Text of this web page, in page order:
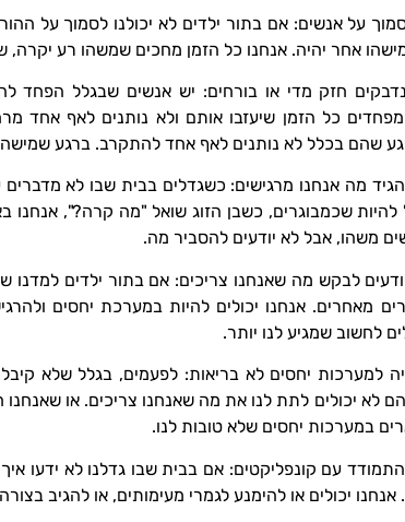
על אנשים: אם בתור ילדים לא יכולנו לסמוך על
אחר יהיה. אנחנו כל הזמן מחכים שמשהו רע יקרה,
נדבקים חזק מדי או בורחים: יש אנשים שבגלל הפחד
כל הזמן שיעזבו אותם ולא נותנים לאף אחד
שהם בכלל לא נותנים לאף אחד להתקרב. ברגע
מה אנחנו מרגישים: כשגדלים בבית שבו לא
להיות שכמבוגרים, כשבן הזוג שואל "מה קרה?", אנחנו
משהו, אבל לא יודעים להסביר מה.
יודעים לבקש מה שאנחנו צריכים: אם בתור ילדים
מאחרים. אנחנו יכולים להיות במערכת יחסים
לחשוב שמגיע לנו יותר.
למערכות יחסים לא בריאות: לפעמים, בגלל שלא
לא יכולים לתת לנו את מה שאנחנו צריכים. או שאנחנו
במערכות יחסים שלא טובות לנו.
עם קונפליקטים: אם בבית שבו גדלנו לא ידעו
אנחנו יכולים או להימנע לגמרי מעימותים, או להגיב